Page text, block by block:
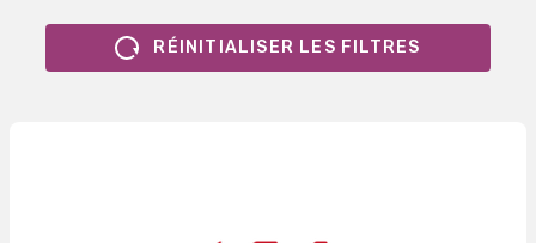
RÉINITIALISER LES FILTRES